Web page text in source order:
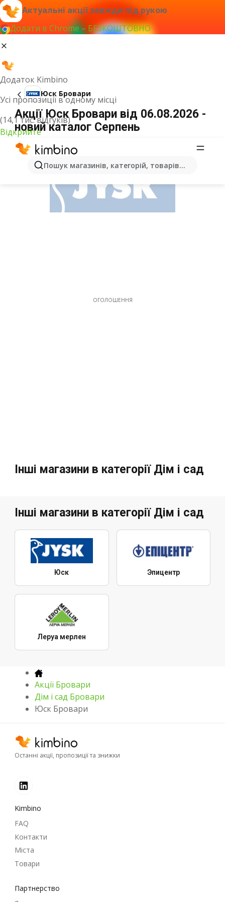
Актуальні акції завжди під рукою
Додати в Chrome – БЕЗКОШТОВНО
Додаток Kimbino
Усі пропозиції в одному місці
(14,1 тис. відгуків)
Відкрийте
Пошук магазинів, категорій, товарів...
Юск Бровари
Акції Юск Бровари від 06.08.2026 -
новий каталог Серпень
ОГОЛОШЕННЯ
Інші магазини в категорії Дім і сад
Інші магазини в категорії Дім і сад
Юск Эпицентр
Леруа мерлен
Акції Бровари
Дім і сад Бровари
Юск Бровари
Останні акції, пропозиції та знижки
Kimbino
FAQ
Контакти
Міста
Товари
Партнерство